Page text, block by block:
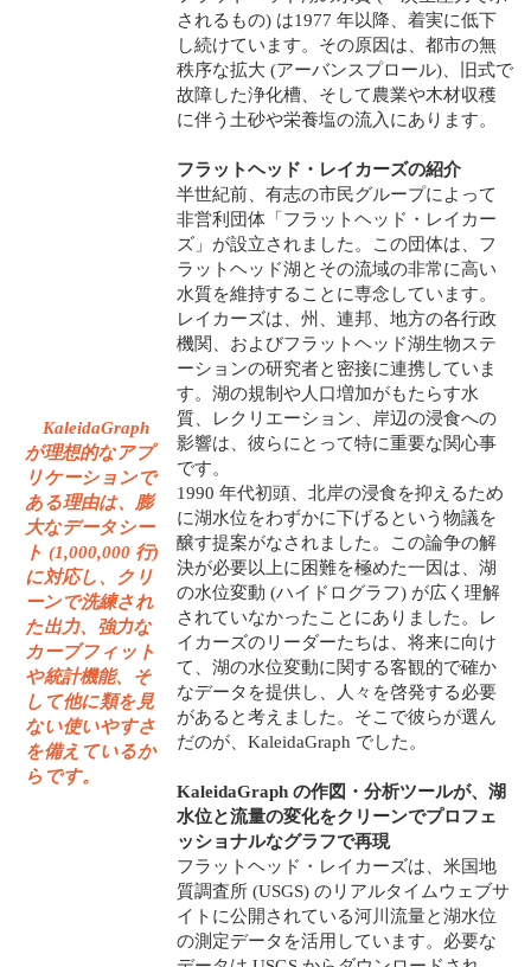
KaleidaGraph
が理想的なアプ
リケーションで
ある理由は、膨
大なデータシー
ト (1,000,000 行)
に対応し、クリ
ーンで洗練され
た出力、強力な
カーブフィット
や統計機能、そ
して他に類を見
ない使いやすさ
を備えているか
らです。
されるもの) は1977 年以降、着実に低下
し続けています。その原因は、都市の無
秩序な拡大 (アーバンスプロール)、旧式で
故障した浄化槽、そして農業や木材収穫
に伴う土砂や栄養塩の流入にあります。
フラットヘッド・レイカーズの紹介
半世紀前、有志の市民グループによって
非営利団体「フラットヘッド・レイカー
ズ」が設立されました。この団体は、フ
ラットヘッド湖とその流域の非常に高い
水質を維持することに専念しています。
レイカーズは、州、連邦、地方の各行政
機関、およびフラットヘッド湖生物ステ
ーションの研究者と密接に連携していま
す。湖の規制や人口増加がもたらす水
質、レクリエーション、岸辺の浸食への
影響は、彼らにとって特に重要な関心事
です。
1990 年代初頭、北岸の浸食を抑えるため
に湖水位をわずかに下げるという物議を
醸す提案がなされました。この論争の解
決が必要以上に困難を極めた一因は、湖
の水位変動 (ハイドログラフ) が広く理解
されていなかったことにありました。レ
イカーズのリーダーたちは、将来に向け
て、湖の水位変動に関する客観的で確か
なデータを提供し、人々を啓発する必要
があると考えました。そこで彼らが選ん
だのが、KaleidaGraph でした。
KaleidaGraph の作図・分析ツールが、湖
水位と流量の変化をクリーンでプロフェ
ッショナルなグラフで再現
フラットヘッド・レイカーズは、米国地
質調査所 (USGS) のリアルタイムウェブサ
イトに公開されている河川流量と湖水位
の測定データを活用しています。必要な